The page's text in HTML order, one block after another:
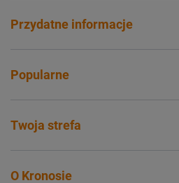
Przydatne informacje
Popularne
Twoja strefa
O Kronosie